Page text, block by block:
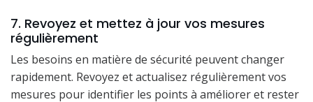
7. Revoyez et mettez à jour vos mesures
régulièrement
Les besoins en matière de sécurité peuvent changer
rapidement. Revoyez et actualisez régulièrement vos
mesures pour identifier les points à améliorer et rester